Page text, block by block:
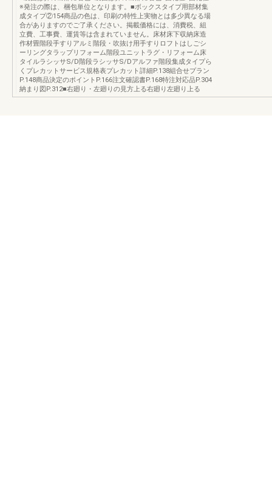
※発注の際は、梱包単位となります。■ボックスタイプ用部材集
成タイプ②154商品の色は、印刷の特性上実物とは多少異なる場
合がありますのでご了承ください。掲載価格には、消費税、組
立費、工事費、運賃等は含まれていません。床材床下収納床造
作材畳階段手すりアルミ階段・吹抜け用手すりロフトはしごシ
ーリングタラップリフォーム階段ユニットラグ・リフォーム床
タイルラシッサS/D階段ラシッサS/Dアルファ階段集成タイプら
くプレカットサービス規格表プレカット詳細P.138組合せプラン
P.148商品決定のポイントP.166注文確認書P.168特注対応品P.304
納まり図P.312■右廻り・左廻りの見方上る右廻り左廻り上る